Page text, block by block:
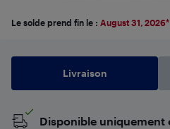
Le solde prend fin le : August 31, 2026*
Livraison
Disponible uniquement